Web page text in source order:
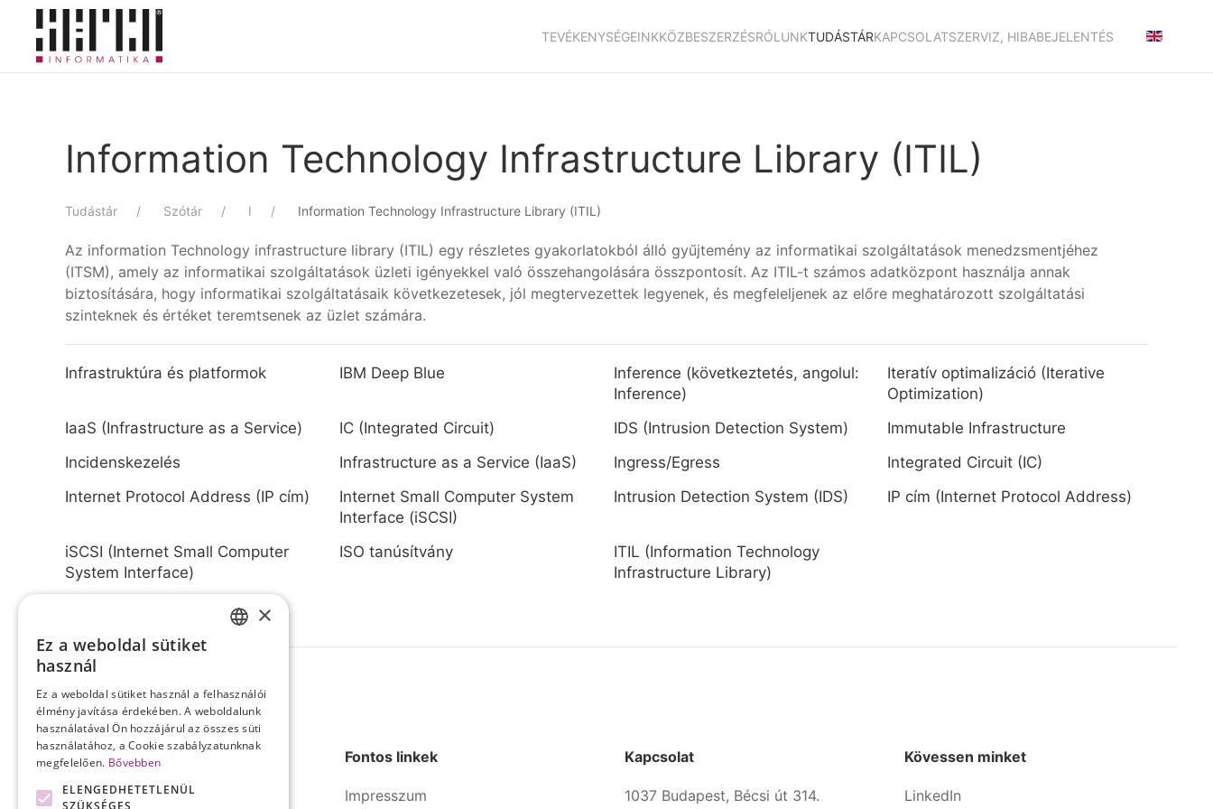
Skip to main content
TEVÉKENYSÉGEINKKÖZBESZERZÉSRÓLUNKTUDÁSTÁRKAPCSOLATSZERVIZ, HIBABEJELENTÉS
Information Technology Infrastructure Library (ITIL)
Tudástár Szótár I Information Technology Infrastructure Library (ITIL)
Az information Technology infrastructure library (ITIL) egy részletes gyakorlatokból álló gyűjtemény az informatikai szolgáltatások menedzsmentjéhez
(ITSM), amely az informatikai szolgáltatások üzleti igényekkel való összehangolására összpontosít. Az ITIL-t számos adatközpont használja annak
biztosítására, hogy informatikai szolgáltatásaik következetesek, jól megtervezettek legyenek, és megfeleljenek az előre meghatározott szolgáltatási
szinteknek és értéket teremtsenek az üzlet számára.
Infrastruktúra és platformok IBM Deep Blue
Inference (következtetés, angolul:
Inference)
Iteratív optimalizáció (Iterative
Optimization)
IaaS (Infrastructure as a Service)
IC (Integrated Circuit) IDS (Intrusion Detection System)
Immutable Infrastructure
Incidenskezelés
Infrastructure as a Service (IaaS) Ingress/Egress
Integrated Circuit (IC)
Internet Protocol Address (IP cím)
Internet Small Computer System
Interface (iSCSI)
Intrusion Detection System (IDS) IP cím (Internet Protocol Address)
iSCSI (Internet Small Computer
System Interface)
ISO tanúsítvány
ITIL (Information Technology
Infrastructure Library)
Fontos linkek
Impresszum
Kapcsolat
1037 Budapest, Bécsi út 314.
Kövessen minket
LinkedIn
×
Ez a weboldal sütiket
használ
Ez a weboldal sütiket használ a felhasználói
élmény javítása érdekében. A weboldalunk
használatával Ön hozzájárul az összes süti
használatához, a Cookie szabályzatunknak
megfelelően. Bővebben
ELENGEDHETETLENÜL
SZÜKSÉGES